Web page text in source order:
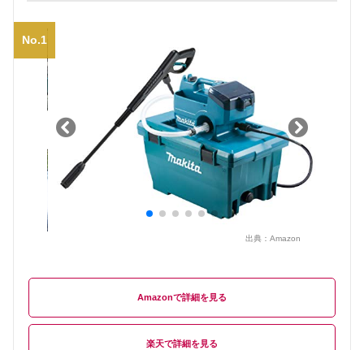
No.1
出典： Amazon
Amazon
楽天